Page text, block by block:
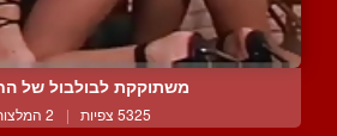
משתוקקת לבולבול של
5325 צפיות | 2 המלצות